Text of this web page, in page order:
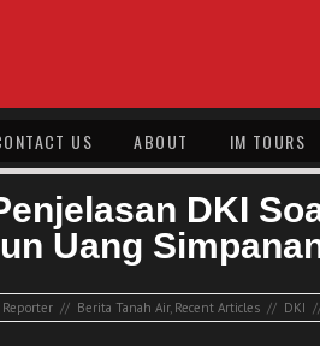
US ABOUT IM TOURS
DKI
Uang
Reporter // Berita Tanah Air, Recent Articles // DKI